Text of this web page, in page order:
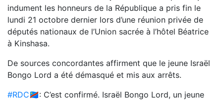
indument les honneurs de la République a pris fin le
lundi 21 octobre dernier lors d’une réunion privée de
députés nationaux de l’Union sacrée à l’hôtel Béatrice
à Kinshasa.
De sources concordantes affirment que le jeune Israël
Bongo Lord a été démasqué et mis aux arrêts.
#RDC🇨🇩: C’est confirmé. Israël Bongo Lord, un jeune